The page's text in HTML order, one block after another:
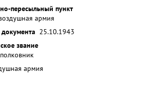
пересыльный пункт
армия
25.10.1943
звание
армия